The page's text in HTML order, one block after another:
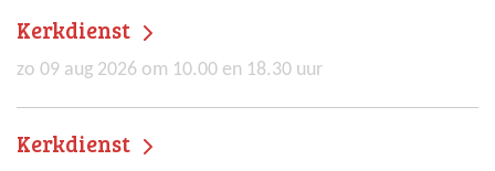
Kerkdienst
zo 09 aug 2026 om 10.00 en 18.30 uur
Kerkdienst